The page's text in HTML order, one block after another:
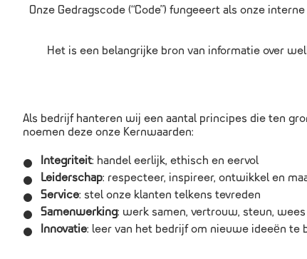
Onze Gedragscode (“Code”) fungeeert als onze
Het is een belangrijke bron van informatie over
Als bedrijf hanteren wij een aantal principes die ten
noemen deze onze Kernwaarden:
Integriteit: handel eerlijk, ethisch en eervol
Leiderschap: respecteer, inspireer, ontwikkel en
Service: stel onze klanten telkens tevreden
Samenwerking: werk samen, vertrouw, steun,
Innovatie: leer van het bedrijf om nieuwe ideeën te